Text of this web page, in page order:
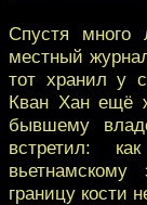
Спустя много
местный
тот хранил у
Кван Хан ещё
бывшему
встретил:
вьетнамскому
границу кости